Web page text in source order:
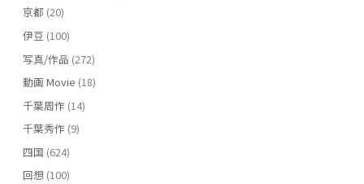
京都 (20)
伊豆 (100)
写真/作品 (272)
動画 Movie (18)
千葉周作 (14)
千葉秀作 (9)
四国 (624)
回想(100)